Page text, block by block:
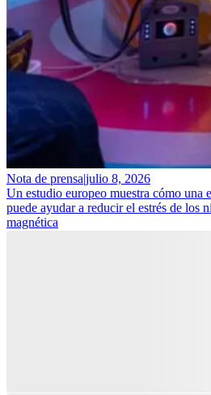
Nota de prensa|julio 8, 2026
Un estudio europeo muestra cómo una
puede ayudar a reducir el estrés de los
magnética